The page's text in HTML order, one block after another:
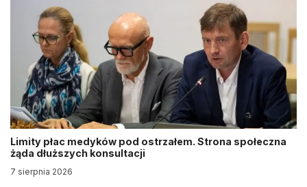
Limity płac medyków pod ostrzałem. Strona społeczna
żąda dłuższych konsultacji
7 sierpnia 2026